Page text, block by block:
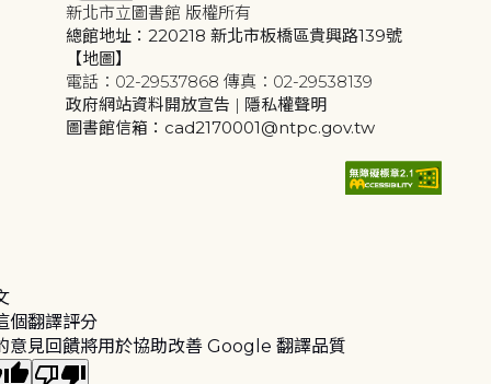
新北市立圖書館 版權所有
總館地址：220218 新北市板橋區貴興路139號
【地圖】
電話：02-29537868 傳真：02-29538139
政府網站資料開放宣告 | 隱私權聲明
圖書館信箱：cad2170001@ntpc.gov.tw
個翻譯評分
意見回饋將用於協助改善 Google 翻譯品質